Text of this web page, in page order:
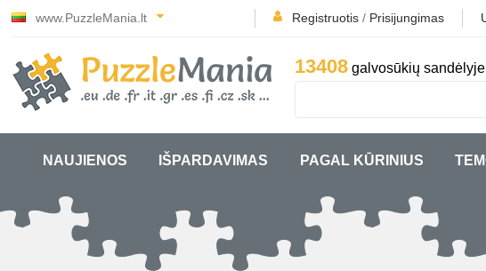
www.PuzzleMania.lt Registruotis / Prisijungimas
13408 galvosūkių sandėlyje
NAUJIENOS IŠPARDAVIMAS PAGAL KŪRINIUS